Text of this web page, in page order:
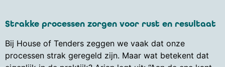
Strakke processen zorgen voor rust en resultaat
Bij House of Tenders zeggen we vaak dat onze
processen strak geregeld zijn. Maar wat betekent dat